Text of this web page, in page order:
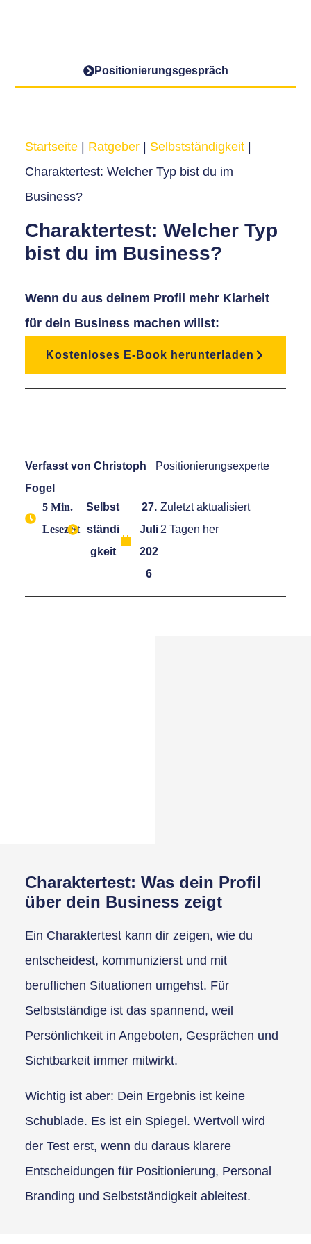
Positionierungs­gespräch
Startseite| Ratgeber| Selbstständigkeit|
Charaktertest: Welcher Typ bist du im
Business?
Charaktertest: Welcher Typ
bist du im Business?
Wenn du aus deinem Profil mehr Klarheit
für dein Business machen willst:
Kostenloses E-Book herunterladen
Verfasst von Christoph
Fogel
Positionierungsexperte
5 Min.
Lesezeit
Selbst
ständi
gkeit
27.
Juli
202
6
Zuletzt aktualisiert
2 Tagen her
Charaktertest: Was dein Profil
über dein Business zeigt
Ein Charaktertest kann dir zeigen, wie du
entscheidest, kommunizierst und mit
beruflichen Situationen umgehst. Für
Selbstständige ist das spannend, weil
Persönlichkeit in Angeboten, Gesprächen und
Sichtbarkeit immer mitwirkt.
Wichtig ist aber: Dein Ergebnis ist keine
Schublade. Es ist ein Spiegel. Wertvoll wird
der Test erst, wenn du daraus klarere
Entscheidungen für Positionierung, Personal
Branding und Selbstständigkeit ableitest.